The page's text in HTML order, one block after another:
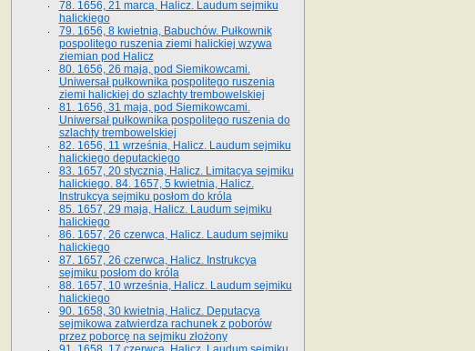
78. 1656, 21 marca, Halicz. Laudum sejmiku
halickiego
79. 1656, 8 kwietnia, Babuchów. Pułkownik
pospolitego ruszenia ziemi halickiej wzywa
ziemian pod Halicz
80. 1656, 26 maja, pod Siemikowcami.
Uniwersał pułkownika pospolitego ruszenia
ziemi halickiej do szlachty trembowelskiej
81. 1656, 31 maja, pod Siemikowcami.
Uniwersał pułkownika pospolitego ruszenia do
szlachty trembowelskiej
82. 1656, 11 września, Halicz. Laudum sejmiku
halickiego deputackiego
83. 1657, 20 stycznia, Halicz. Limitacya sejmiku
halickiego. 84. 1657, 5 kwietnia, Halicz.
Instrukcya sejmiku posłom do króla
85. 1657, 29 maja, Halicz. Laudum sejmiku
halickiego
86. 1657, 26 czerwca, Halicz. Laudum sejmiku
halickiego
87. 1657, 26 czerwca, Halicz. Instrukcya
sejmiku posłom do króla
88. 1657, 10 września, Halicz. Laudum sejmiku
halickiego
90. 1658, 30 kwietnia, Halicz. Deputacya
sejmikowa zatwierdza rachunek z poborów
przez poborcę na sejmiku złożony